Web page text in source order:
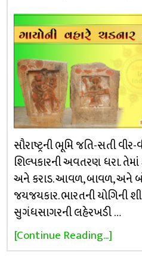
સૌરાષ્ટ્રની ભૂમિ જતિ-સતી વીર-
શિલ્પકારની અવતરણ ધરા.
અને કરાડ. આવળ, બાવળ, અને
જયજયકાર. ભારતની યોગિની
સુગંધસાગરની લહેરખડી …
[Continue Reading...]